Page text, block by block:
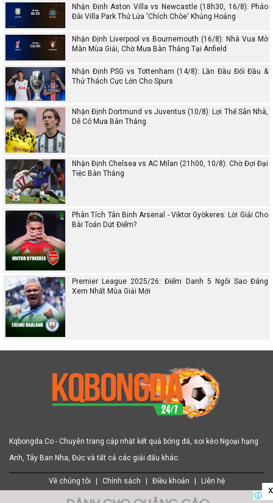
Nhận Định Aston Villa vs Newcastle (18h30, 16/8): Pháo
Đài Villa Park Thử Lửa 'Chích Chòe' Khủng Hoảng
Nhận Định Liverpool vs Bournemouth (16/8): Nhà Vua Mở
Màn Mùa Giải, Chờ Mưa Bàn Thắng Tại Anfield
Nhận Định PSG vs Tottenham (14/8): Lần Đầu Đối Đầu &
Thử Thách Cực Lớn Cho Spurs
Nhận Định Dortmund vs Juventus (10/8): Lợi Thế Sân Nhà,
Dễ Có Mưa Bàn Thắng
Nhận Định Chelsea vs AC Milan (21h00, 10/8): Chờ Đợi Đại
Tiệc Bàn Thắng
Phân Tích Tân Binh Arsenal - Viktor Gyökeres: Lời Giải Cho
Bài Toán Dứt Điểm?
Premier League 2025/26: Điểm Danh 5 Ngôi Sao Đáng
Xem Nhất Mùa Giải Mới
x
Kqbongda.Co - Chuyên trang cập nhật kết quả bóng đá, soi kèo Ngoại hạng
Anh, Tây Ban Nha, Đức và tất cả các giải đấu khác.
Về chúng tôi Chính sách Điều khoản Liên hệ